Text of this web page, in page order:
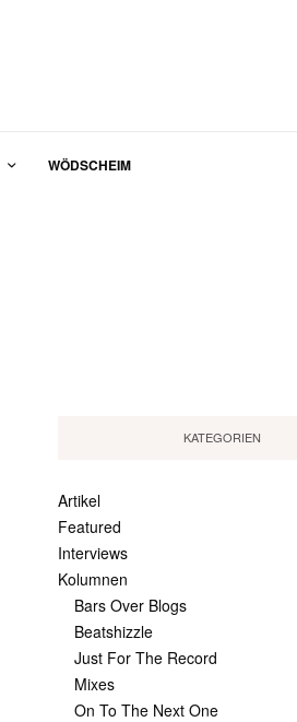
WÖDSCHEIM
KATEGORIEN
Artikel
Featured
Interviews
Kolumnen
Bars Over Blogs
Beatshizzle
Just For The Record
Mixes
On To The Next One